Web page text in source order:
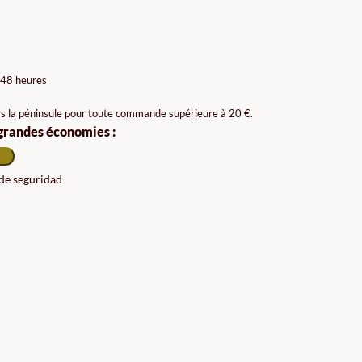
heures
la péninsule pour toute commande supérieure à 20 €.
économies :
seguridad